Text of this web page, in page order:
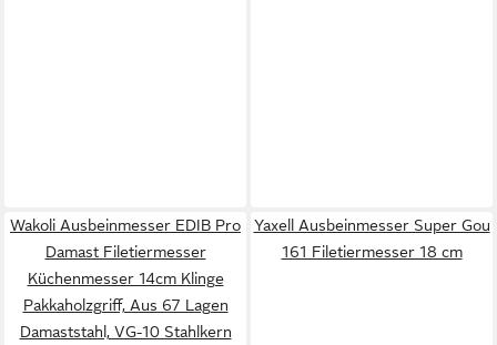
Wakoli Ausbeinmesser EDIB Pro
Damast Filetiermesser
Küchenmesser 14cm Klinge
Pakkaholzgriff, Aus 67 Lagen
Damaststahl, VG-10 Stahlkern
Yaxell Ausbeinmesser Super Gou
161 Filetiermesser 18 cm